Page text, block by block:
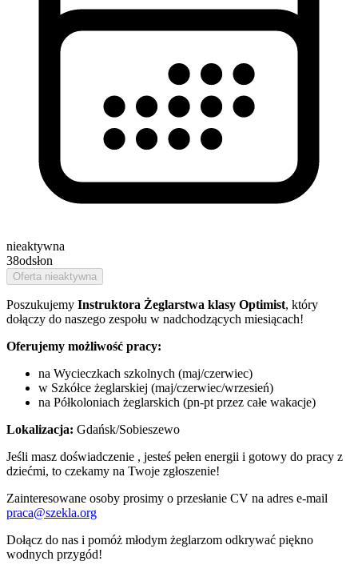
nieaktywna
38odsłon
Oferta nieaktywna
Poszukujemy Instruktora Żeglarstwa klasy Optimist, który
dołączy do naszego zespołu w nadchodzących miesiącach!
Oferujemy możliwość pracy:
na Wycieczkach szkolnych (maj/czerwiec)
w Szkółce żeglarskiej (maj/czerwiec/wrzesień)
na Półkoloniach żeglarskich (pn-pt przez całe wakacje)
Lokalizacja: Gdańsk/Sobieszewo
Jeśli masz doświadczenie , jesteś pełen energii i gotowy do pracy z
dziećmi, to czekamy na Twoje zgłoszenie!
Zainteresowane osoby prosimy o przesłanie CV na adres e-mail
praca@szekla.org
Dołącz do nas i pomóż młodym żeglarzom odkrywać piękno
wodnych przygód!